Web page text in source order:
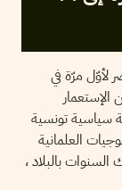
لأوّل مرّة في
الإستعمار
حركة سياسية تونسية
العلمانية
بالبلاد ،